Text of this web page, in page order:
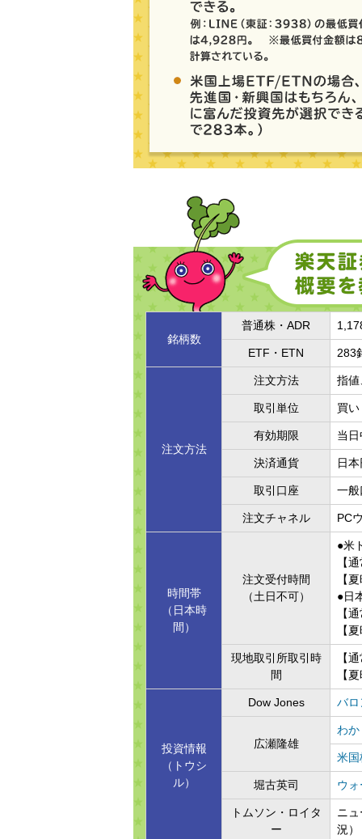
銘柄数
普通株・ADR
ETF・ETN 283
注文方法
注文方法 指値
取引単位 買
有効期限 当
決済通貨 日
取引口座 一般
注文チャネル PC
時間帯
（日本時
間）
注文受付時間
（土日不可）
●米
【
【
●日
【
【
現地取引所取引時
間
【
【
投資情報
（トウシ
ル）
Dow Jones バロ
広瀬隆雄
わ
米国
堀古英司 ウ
トムソン・ロイタ
ー
ニ
況）